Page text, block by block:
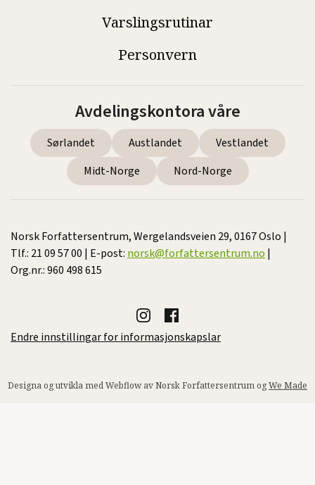
Varslingsrutinar
Personvern
Avdelingskontora våre
Sørlandet Austlandet
Vestlandet
Midt-Norge
Nord-Norge
Norsk Forfattersentrum, Wergelandsveien 29, 0167 Oslo |
Tlf.: 21 09 57 00 | E-post: norsk@forfattersentrum.no |
Org.nr.: 960 498 615
Endre innstillingar for informasjonskapslar
Designa og utvikla med Webflow av Norsk Forfattersentrum ogWe Made